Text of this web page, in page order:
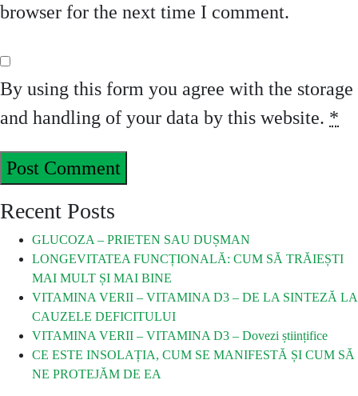
browser for the next time I comment.
By using this form you agree with the storage
and handling of your data by this website. *
Recent Posts
GLUCOZA – PRIETEN SAU DUȘMAN
LONGEVITATEA FUNCȚIONALĂ: CUM SĂ TRĂIEȘTI
MAI MULT ȘI MAI BINE
VITAMINA VERII – VITAMINA D3 – DE LA SINTEZĂ LA
CAUZELE DEFICITULUI
VITAMINA VERII – VITAMINA D3 – Dovezi științifice
CE ESTE INSOLAȚIA, CUM SE MANIFESTĂ ȘI CUM SĂ
NE PROTEJĂM DE EA